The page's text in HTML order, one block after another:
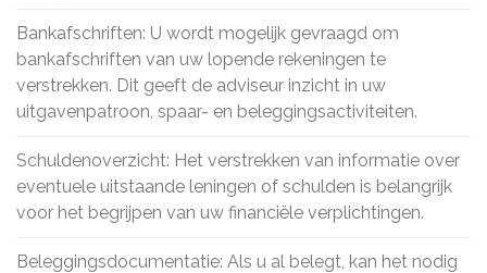
Bankafschriften: U wordt mogelijk gevraagd om
bankafschriften van uw lopende rekeningen te
verstrekken. Dit geeft de adviseur inzicht in uw
uitgavenpatroon, spaar- en beleggingsactiviteiten.
Schuldenoverzicht: Het verstrekken van informatie over
eventuele uitstaande leningen of schulden is belangrijk
voor het begrijpen van uw financiële verplichtingen.
Beleggingsdocumentatie: Als u al belegt, kan het nodig